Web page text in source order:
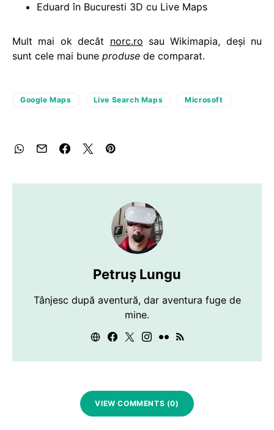
Eduard în Bucuresti 3D cu Live Maps
Mult mai ok decât norc.ro sau Wikimapia, deşi nu
sunt cele mai bune produse de comparat.
Google Maps Live Search Maps Microsoft
Petruș Lungu
Tânjesc după aventură, dar aventura fuge de
mine.
VIEW COMMENTS (0)